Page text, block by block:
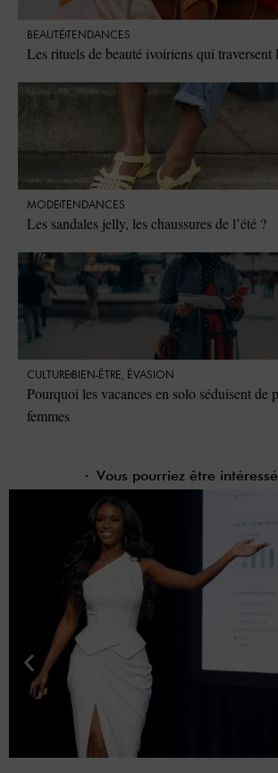
BEAUTÉTENDANCES
Les rituels de beauté ivoiriens qui traversent
MODETENDANCES
Les sandales jelly, les chaussures de l’été ?
CULTURE BIEN-ÊTRE, ÉVASION
Pourquoi les vacances en solo séduisent de
femmes
Vous pourriez être